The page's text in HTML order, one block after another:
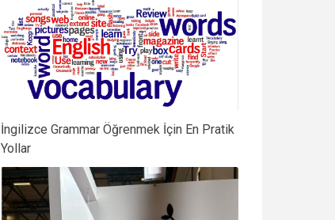
İngilizce Grammar Öğrenmek İçin En Pratik
Yollar